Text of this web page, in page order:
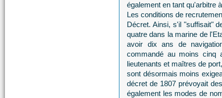
également en tant qu'arbitre
Les conditions de
Décret. Ainsi, s'il "suffisait"
quatre dans la marine de
avoir dix ans de
commandé au moins cinq
lieutenants et maîtres de
sont désormais moins
décret de 1807 prévoyait
également les modes de